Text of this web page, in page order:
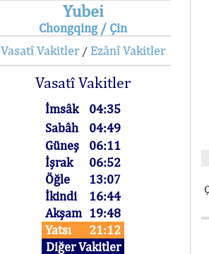
Yubei
Chongqing / Çin
Vasatî Vakitler/ Ezânî Vakitler
Vasatî Vakitler
İmsâk
04:35
Sabâh
04:49
Güneş
06:11
İşrak
06:52
Öğle
13:07
İkindi
16:44
Akşam 19:48
Yatsı
21:12
Diğer Vakitler